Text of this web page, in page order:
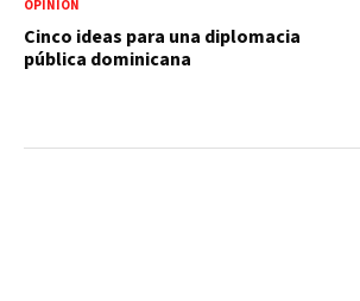
OPINIÓN
Cinco ideas para una diplomacia
pública dominicana